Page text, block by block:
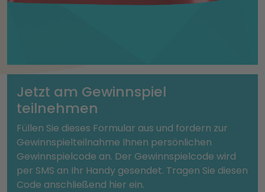
Jetzt am Gewinnspiel
teilnehmen
Füllen Sie dieses Formular aus und fordern zur
Gewinnspielteilnahme Ihnen persönlichen
Gewinnspielcode an. Der Gewinnspielcode wird
per SMS an Ihr Handy gesendet. Tragen Sie diesen
Code anschließend hier ein.